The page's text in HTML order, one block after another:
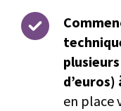
en place